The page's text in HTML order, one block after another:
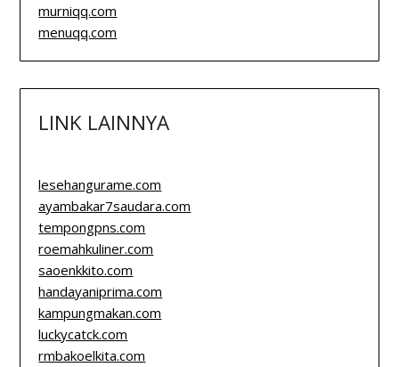
murniqq.com
menuqq.com
LINK LAINNYA
lesehangurame.com
ayambakar7saudara.com
tempongpns.com
roemahkuliner.com
saoenkkito.com
handayaniprima.com
kampungmakan.com
luckycatck.com
rmbakoelkita.com